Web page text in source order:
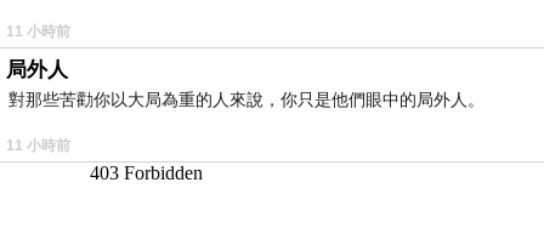
11 小時前
局外人
對那些苦勸你以大局為重的人來說，你只是他們眼中的局外人。
11 小時前